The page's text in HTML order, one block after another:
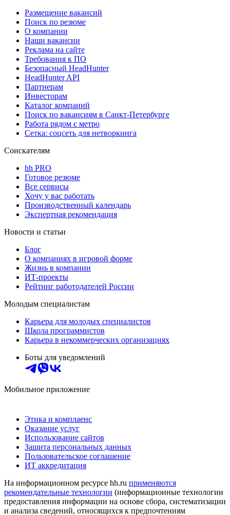
Размещение вакансий
Поиск по резюме
О компании
Наши вакансии
Реклама на сайте
Требования к ПО
Безопасный HeadHunter
HeadHunter API
Партнерам
Инвесторам
Каталог компаний
Поиск по вакансиям в Санкт-Петербурге
Работа рядом с метро
Сетка: соцсеть для нетворкинга
Соискателям
hh PRO
Готовое резюме
Все сервисы
Хочу у вас работать
Производственный календарь
Экспертная рекомендация
Новости и статьи
Блог
О компаниях в игровой форме
Жизнь в компании
ИТ-проекты
Рейтинг работодателей России
Молодым специалистам
Карьера для молодых специалистов
Школа программистов
Карьера в некоммерческих организациях
Боты для уведомлений
Мобильное приложение
Этика и комплаенс
Оказание услуг
Использование сайтов
Защита персональных данных
Пользовательское соглашение
ИТ аккредитация
На информационном ресурсе hh.ru применяются
рекомендательные технологии (информационные технологии
предоставления информации на основе сбора, систематизации
и анализа сведений, относящихся к предпочтениям